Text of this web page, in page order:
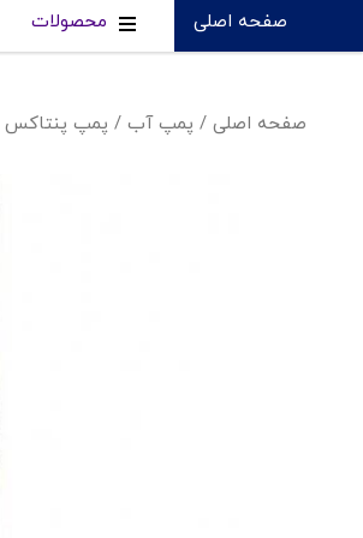
صفحه اصلی محصولات
صفحه اصلی / پمپ آب / پمپ پنتاکس